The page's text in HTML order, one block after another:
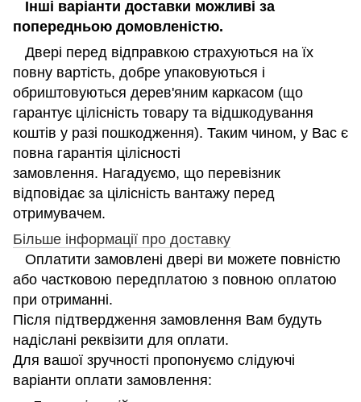
Інші варіанти доставки можливі за
попередньою домовленістю.
Двері перед відправкою страхуються на їх
повну вартість, добре упаковуються і
обриштовуються дерев'яним каркасом (що
гарантує цілісність товару та відшкодування
коштів у разі пошкодження). Таким чином, у Вас є
повна гарантія цілісності
замовлення. Нагадуємо, що перевізник
відповідає за цілісність вантажу перед
отримувачем.
Більше інформації про доставку
Оплатити замовлені двері ви можете повністю
або частковою передплатою з повною оплатою
при отриманні.
Після підтвердження замовлення Вам будуть
надіслані реквізити для оплати.
Для вашої зручності пропонуємо слідуючі
варіанти оплати замовлення: